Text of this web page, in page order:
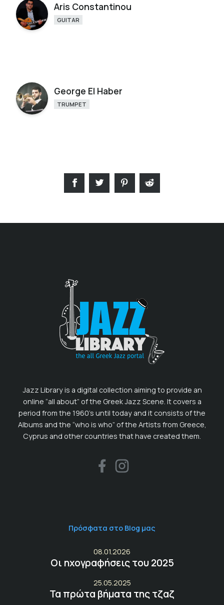
Aris Constantinou
GUITAR
George El Haber
TRUMPET
Jazz Library is a digital collection aiming to provide an
online “all about” of the Greek Jazz Scene. It covers a
period from the 1960’s until today and it consists of the
Albums and the “who is who” of the Artists from Greece,
Cyprus and other countries that have created them.
Πρόσφατα στο Blog μας
08.01.2026
Οι ηχογραφήσεις του 2025
25.05.2025
Τα πρώτα βήματα της τζαζ